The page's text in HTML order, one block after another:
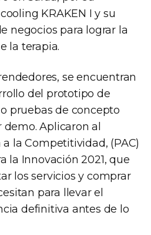
KRAKEN I y su
negocios para lograr la
la terapia.
se encuentran
del prototipo de
pruebas de concepto
Aplicaron al
la Competitividad, (PAC)
la Innovación 2021, que
los servicios y comprar
para llevar el
definitiva antes de lo